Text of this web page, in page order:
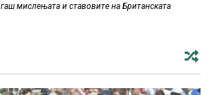
мислењата и ставовите на Британската